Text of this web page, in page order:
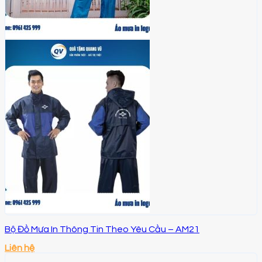
Bộ Đồ Mưa In Thông Tin Theo Yêu Cầu – AM21
Liên hệ